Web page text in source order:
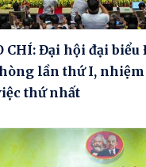
CHÍ: Đại hội đại biểu
lần thứ I, nhiệm
thứ nhất